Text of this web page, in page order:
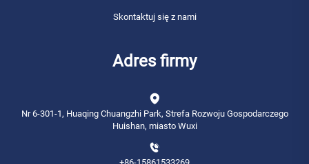
Skontaktuj się z nami
Adres firmy
Nr 6-301-1, Huaqing Chuangzhi Park, Strefa Rozwoju Gospodarczego
Huishan, miasto Wuxi